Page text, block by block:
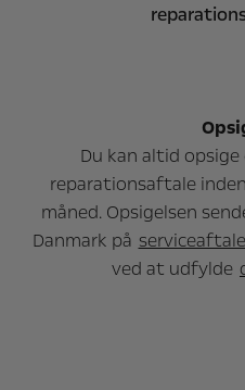
Du kan altid
reparationsaftale
måned. Opsigelsen
Danmark på
ved at udfylde